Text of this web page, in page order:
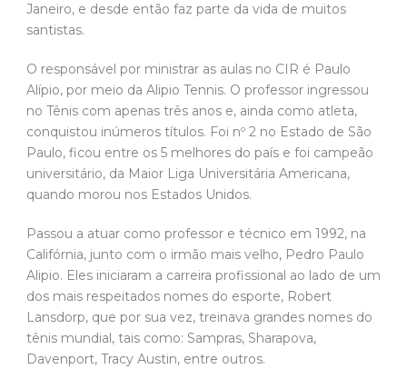
Janeiro, e desde então faz parte da vida de muitos
santistas.
O responsável por ministrar as aulas no CIR é Paulo
Alípio, por meio da Alipio Tennis. O professor ingressou
no Tênis com apenas três anos e, ainda como atleta,
conquistou inúmeros títulos. Foi nº 2 no Estado de São
Paulo, ficou entre os 5 melhores do país e foi campeão
universitário, da Maior Liga Universitária Americana,
quando morou nos Estados Unidos.
Passou a atuar como professor e técnico em 1992, na
Califórnia, junto com o irmão mais velho, Pedro Paulo
Alipio. Eles iniciaram a carreira profissional ao lado de um
dos mais respeitados nomes do esporte, Robert
Lansdorp, que por sua vez, treinava grandes nomes do
tênis mundial, tais como: Sampras, Sharapova,
Davenport, Tracy Austin, entre outros.